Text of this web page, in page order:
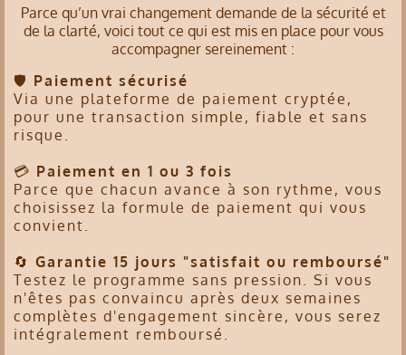
Parce qu’un vrai changement demande de la sécurité et
de la clarté, voici tout ce qui est mis en place pour vous
accompagner sereinement :
🛡 Paiement sécurisé
Via une plateforme de paiement cryptée,
pour une transaction simple, fiable et sans
risque.
💳 Paiement en 1 ou 3 fois
Parce que chacun avance à son rythme, vous
choisissez la formule de paiement qui vous
convient.
🔄 Garantie 15 jours "satisfait ou remboursé"
Testez le programme sans pression. Si vous
n'êtes pas convaincu après deux semaines
complètes d'engagement sincère, vous serez
intégralement remboursé.